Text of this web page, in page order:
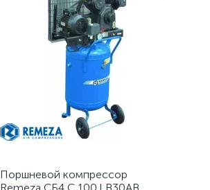
Поршневой компрессор